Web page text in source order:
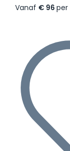
Vanaf € 96 per